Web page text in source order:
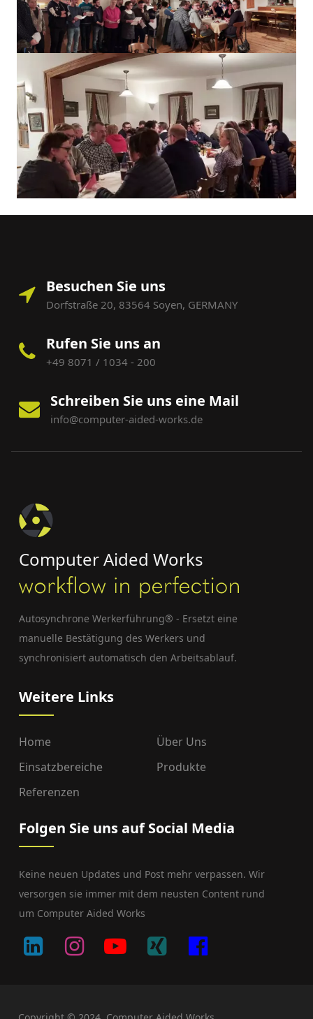
Besuchen Sie uns
Dorfstraße 20, 83564 Soyen, GERMANY
Rufen Sie uns an
+49 8071 / 1034 - 200
Schreiben Sie uns eine Mail
info@computer-aided-works.de
Computer Aided Works
Autosynchrone Werkerführung® - Ersetzt eine
manuelle Bestätigung des Werkers und
synchronisiert automatisch den Arbeitsablauf.
Weitere Links
Home
Über Uns
Einsatzbereiche
Produkte
Referenzen
Folgen Sie uns auf Social Media
Keine neuen Updates und Post mehr verpassen. Wir
versorgen sie immer mit dem neusten Content rund
um Computer Aided Works